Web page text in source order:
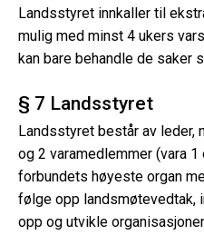
Landsstyret innkaller til
mulig med minst 4 ukers
kan bare behandle de saker
§ 7 Landsstyret
Landsstyret består av leder,
og 2 varamedlemmer (vara
forbundets høyeste organ
følge opp landsmøtevedtak,
opp og utvikle